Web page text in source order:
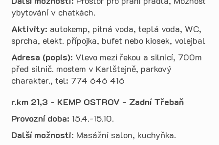
ybytování v chatkách.
Aktivity: autokemp, pitná voda, teplá voda, WC,
sprcha, elekt. přípojka, bufet nebo kiosek, volejbal
Adresa (popis): Vlevo mezi řekou a silnicí, 700m
před silnič. mostem v Karlštejně, parkový
charakter., tel: 774 646 416
r.km 21,3 - KEMP OSTROV - Zadní Třebaň
Provozní doba: 15.4.-15.10.
Další možnosti: Masážní salon, kuchyňka.